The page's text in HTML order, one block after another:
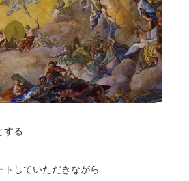
する
トしていただきながら